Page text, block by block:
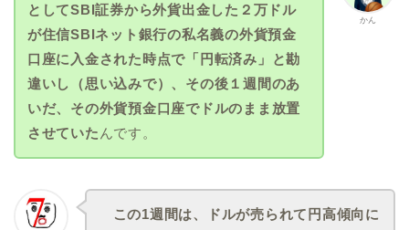
かん
としてSBI証券から外貨出金した２万ドル
が住信SBIネット銀行の私名義の外貨預金
口座に入金された時点で「円転済み」と勘
違いし（思い込みで）、その後１週間のあ
いだ、その外貨預金口座でドルのまま放置
させていた んです。
この1週間は、ドルが売られて円高傾向に